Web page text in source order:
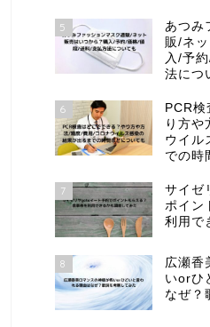
5
あつみ
販/ネ
入/予
法につ
6
PCR
り方や
ウイル
での時
7
サイゼ
ポイン
利用で
8
広瀬香
いorひ
なぜ？